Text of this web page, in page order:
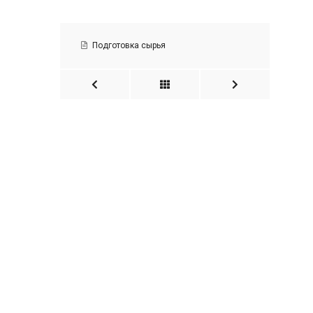
Подготовка сырья